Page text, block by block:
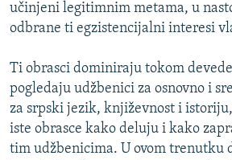
učinjeni legitimnim metama, u
odbrane ti egzistencijalni interesi
Ti obrasci dominiraju tokom
pogledaju udžbenici za osnovno i
za srpski jezik, književnost i
iste obrasce kako deluju i kako
tim udžbenicima. U ovom trenutku